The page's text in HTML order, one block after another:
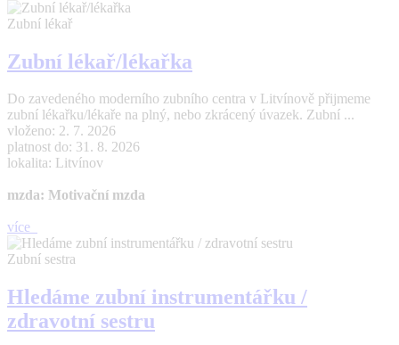
Zubní lékař
Zubní lékař/lékařka
Do zavedeného moderního zubního centra v Litvínově přijmeme
zubní lékařku/lékaře na plný, nebo zkrácený úvazek. Zubní ...
vloženo: 2. 7. 2026
platnost do: 31. 8. 2026
lokalita: Litvínov
mzda: Motivační mzda
více
Zubní sestra
Hledáme zubní instrumentářku /
zdravotní sestru